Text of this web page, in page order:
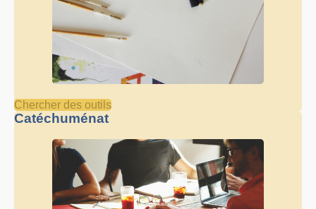
Chercher des outils
Catéchuménat